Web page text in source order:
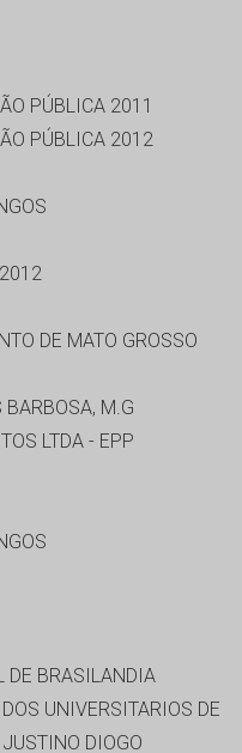
PÚBLICA 2011
PÚBLICA 2012
DE MATO GROSSO
BARBOSA, M.G
LTDA - EPP
DE BRASILANDIA
UNIVERSITARIOS DE
DIOGO